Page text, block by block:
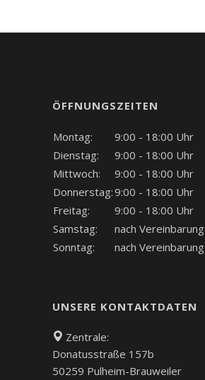
ÖFFNUNGSZEITEN
Montag:
9:00 - 18:00 Uhr
Dienstag:
9:00 - 18:00 Uhr
Mittwoch:
9:00 - 18:00 Uhr
Donnerstag:9:00 - 18:00 Uhr
Freitag:
9:00 - 18:00 Uhr
Samstag:
nach Vereinbarung
Sonntag:
nach Vereinbarung
UNSERE KONTAKTDATEN
Zentrale:
Donatusstraße 157b
50259 Pulheim-Brauweiler